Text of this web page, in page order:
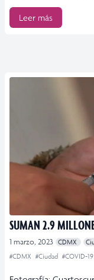
Leer más
SUMAN 2.9
1 marzo, 2023 CDMX
#CDMX #Ciudad #COVID-19